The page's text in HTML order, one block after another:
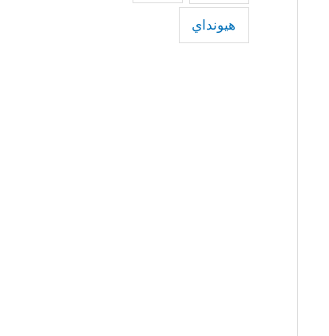
هيونداي